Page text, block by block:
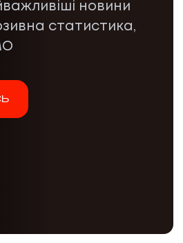
новини
статистика,